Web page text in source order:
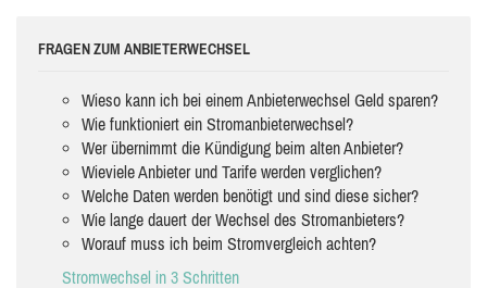
FRAGEN ZUM ANBIETERWECHSEL
Wieso kann ich bei einem Anbieterwechsel Geld sparen?
Wie funktioniert ein Stromanbieterwechsel?
Wer übernimmt die Kündigung beim alten Anbieter?
Wieviele Anbieter und Tarife werden verglichen?
Welche Daten werden benötigt und sind diese sicher?
Wie lange dauert der Wechsel des Stromanbieters?
Worauf muss ich beim Stromvergleich achten?
Stromwechsel in 3 Schritten